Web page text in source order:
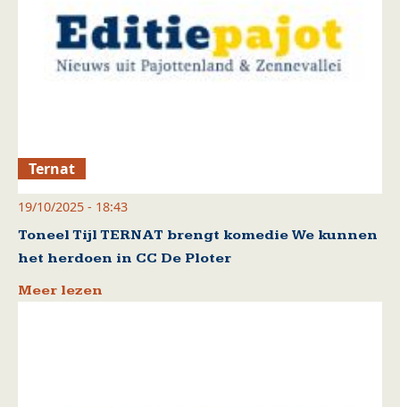
Ternat
19/10/2025 - 18:43
Toneel Tijl TERNAT brengt komedie We kunnen
het herdoen in CC De Ploter
Meer lezen